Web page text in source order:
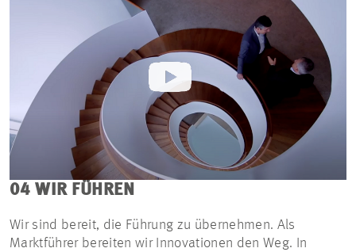
04 WIR FÜHREN
Wir sind bereit, die Führung zu übernehmen. Als
Marktführer bereiten wir Innovationen den Weg. In